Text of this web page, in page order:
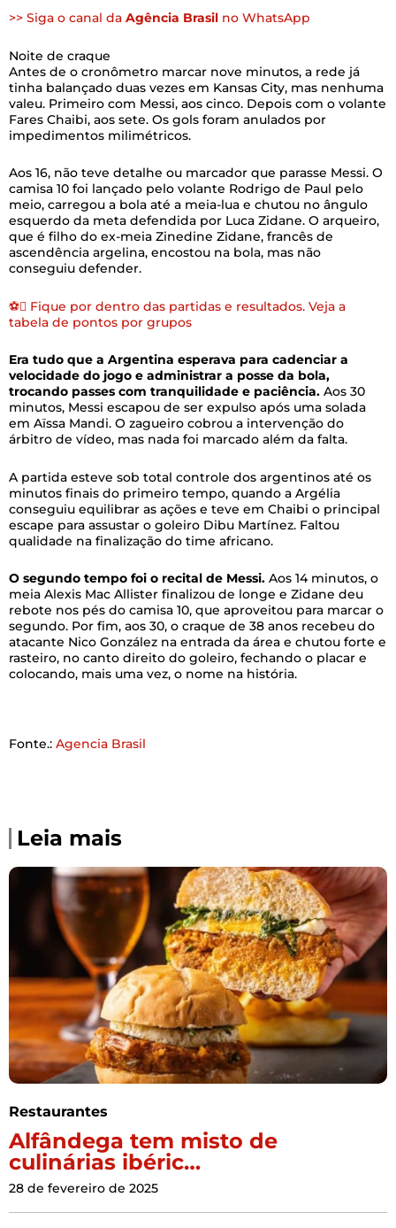
>> Siga o canal da Agência Brasil no WhatsApp
Noite de craque
Antes de o cronômetro marcar nove minutos, a rede já
tinha balançado duas vezes em Kansas City, mas nenhuma
valeu. Primeiro com Messi, aos cinco. Depois com o volante
Fares Chaibi, aos sete. Os gols foram anulados por
impedimentos milimétricos.
Aos 16, não teve detalhe ou marcador que parasse Messi. O
camisa 10 foi lançado pelo volante Rodrigo de Paul pelo
meio, carregou a bola até a meia-lua e chutou no ângulo
esquerdo da meta defendida por Luca Zidane. O arqueiro,
que é filho do ex-meia Zinedine Zidane, francês de
ascendência argelina, encostou na bola, mas não
conseguiu defender.
⚽ Fique por dentro das partidas e resultados. Veja a
tabela de pontos por grupos
Era tudo que a Argentina esperava para cadenciar a
velocidade do jogo e administrar a posse da bola,
trocando passes com tranquilidade e paciência. Aos 30
minutos, Messi escapou de ser expulso após uma solada
em Aïssa Mandi. O zagueiro cobrou a intervenção do
árbitro de vídeo, mas nada foi marcado além da falta.
A partida esteve sob total controle dos argentinos até os
minutos finais do primeiro tempo, quando a Argélia
conseguiu equilibrar as ações e teve em Chaibi o principal
escape para assustar o goleiro Dibu Martínez. Faltou
qualidade na finalização do time africano.
O segundo tempo foi o recital de Messi. Aos 14 minutos, o
meia Alexis Mac Allister finalizou de longe e Zidane deu
rebote nos pés do camisa 10, que aproveitou para marcar o
segundo. Por fim, aos 30, o craque de 38 anos recebeu do
atacante Nico González na entrada da área e chutou forte e
rasteiro, no canto direito do goleiro, fechando o placar e
colocando, mais uma vez, o nome na história.
Fonte.: Agencia Brasil
Leia mais
Restaurantes
Alfândega tem misto de
culinárias ibéric…
28 de fevereiro de 2025